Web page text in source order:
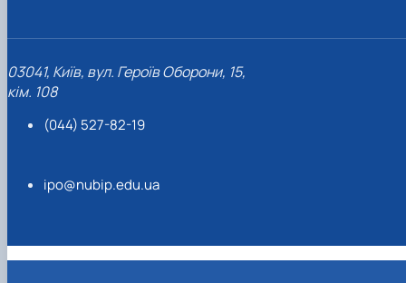
03041, Київ, вул. Героїв Оборони, 15,
кім. 108
(044) 527-82-19
ipo@nubip.edu.ua